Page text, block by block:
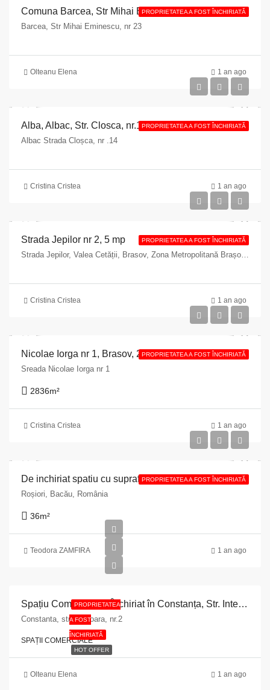
PROPRIETATEA A FOST ÎNCHIRIATĂ
Comuna Barcea, Str Mihai Eminescu, nr 23, jud Galati, suprafata utila de 31,90 mp
Barcea, Str Mihai Eminescu, nr 23
Olteanu Elena 1 an ago
PROPRIETATEA A FOST ÎNCHIRIATĂ
Alba, Albac, Str. Closca, nr.14, 45 mp
Albac Strada Cloșca, nr .14
Cristina Cristea 1 an ago
PROPRIETATEA A FOST ÎNCHIRIATĂ
Strada Jepilor nr 2, 5 mp
Strada Jepilor, Valea Cetății, Brasov, Zona Metropolitană Brașov, Brașov, 500255, Romania
Cristina Cristea 1 an ago
PROPRIETATEA A FOST ÎNCHIRIATĂ
Nicolae Iorga nr 1, Brasov, 2836 mp
Sreada Nicolae Iorga nr 1
2836m²
Cristina Cristea 1 an ago
PROPRIETATEA A FOST ÎNCHIRIATĂ
De inchiriat spatiu cu suprafata de 36 mp situat in comuna Rosiori, judetul Bacau.
Roșiori, Bacău, România
36m²
Teodora ZAMFIRA 1 an ago
PROPRIETATEA
A FOST
ÎNCHIRIATĂ
HOT OFFER
Spațiu Comercial de Închiriat în Constanța, Str. Interioară, Nr. 2
Constanta, str.Interioara, nr.2
SPAȚII COMERCIALE
Olteanu Elena 1 an ago